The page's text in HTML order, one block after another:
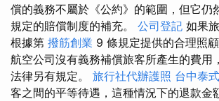
償的義務不屬於《公約》的範圍，但它仍
規定的賠償制度的補充。 公司登記 如果
根據第 撥筋創業 9 條規定提供的合理照
航空公司沒有義務補償旅客所產生的費用
法律另有規定。 旅行社代辦護照 台中泰
客之間的平等待遇，這種情況下的退款金